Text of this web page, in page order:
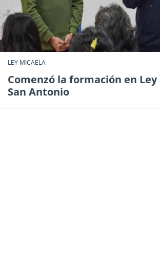
LEY MICAELA
Comenzó la formación en
San Antonio